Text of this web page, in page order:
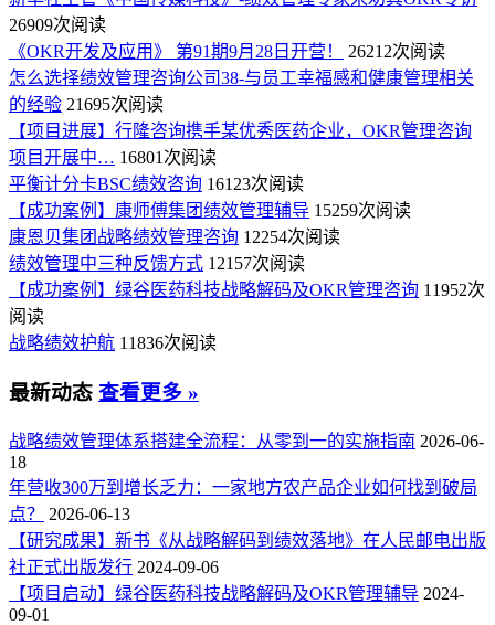
26909次阅读
《OKR开发及应用》 第91期9月28日开营！
26212次阅读
怎么选择绩效管理咨询公司38-与员工幸福感和健康管理相关
的经验 21695次阅读
【项目进展】行隆咨询携手某优秀医药企业，OKR管理咨询
项目开展中… 16801次阅读
平衡计分卡BSC绩效咨询 16123次阅读
【成功案例】康师傅集团绩效管理辅导 15259次阅读
康恩贝集团战略绩效管理咨询 12254次阅读
绩效管理中三种反馈方式 12157次阅读
【成功案例】绿谷医药科技战略解码及OKR管理咨询 11952次
阅读
战略绩效护航 11836次阅读
最新动态 查看更多 »
战略绩效管理体系搭建全流程：从零到一的实施指南 2026-06-
18
年营收300万到增长乏力：一家地方农产品企业如何找到破局
点？
2026-06-13
【研究成果】新书《从战略解码到绩效落地》在人民邮电出版
社正式出版发行 2024-09-06
【项目启动】绿谷医药科技战略解码及OKR管理辅导 2024-
09-01